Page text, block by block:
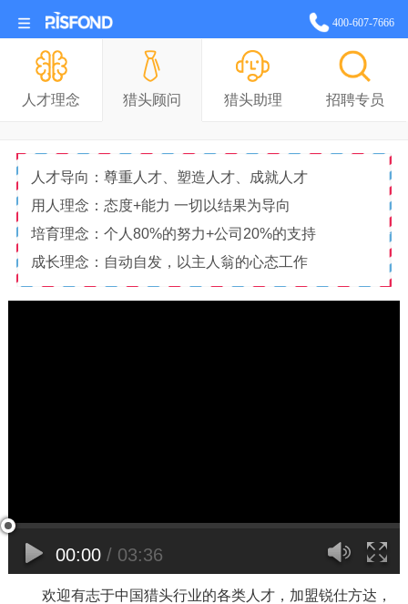
400-607-7666
人才理念 猎头顾问 猎头助理 招聘专员
人才导向：尊重人才、塑造人才、成就人才
用人理念：态度+能力 一切以结果为导向
培育理念：个人80%的努力+公司20%的支持
成长理念：自动自发，以主人翁的心态工作
00:00 / 03:36
欢迎有志于中国猎头行业的各类人才，加盟锐仕方达，